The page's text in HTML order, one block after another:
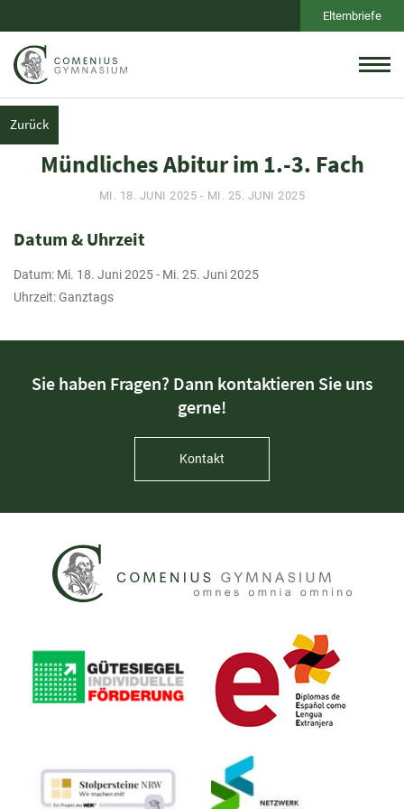
Elternbriefe
Zurück
Mündliches Abitur im 1.-3. Fach
MI. 18. JUNI 2025 - MI. 25. JUNI 2025
Datum & Uhrzeit
Datum: Mi. 18. Juni 2025 - Mi. 25. Juni 2025
Uhrzeit: Ganztags
Sie haben Fragen? Dann kontaktieren Sie uns
gerne!
Kontakt